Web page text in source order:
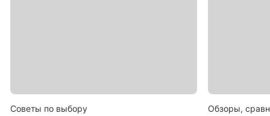
Советы по выбору Обзоры,